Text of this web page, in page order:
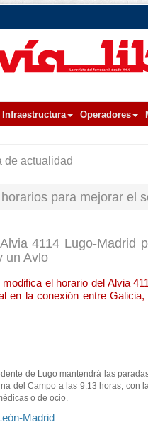
Infraestructura Operadores
de actualidad
para mejorar el
4114 Lugo-Madrid
un Avlo
el horario del Alvia
en la conexión entre
de Lugo mantendrá las
del Campo a las 9.13 horas, con
o de ocio.
Madrid